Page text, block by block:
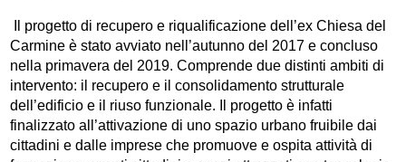
Il progetto di recupero e riqualificazione dell’ex Chiesa del
Carmine è stato avviato nell’autunno del 2017 e concluso
nella primavera del 2019. Comprende due distinti ambiti di
intervento: il recupero e il consolidamento strutturale
dell’edificio e il riuso funzionale. Il progetto è infatti
finalizzato all’attivazione di uno spazio urbano fruibile dai
cittadini e dalle imprese che promuove e ospita attività di